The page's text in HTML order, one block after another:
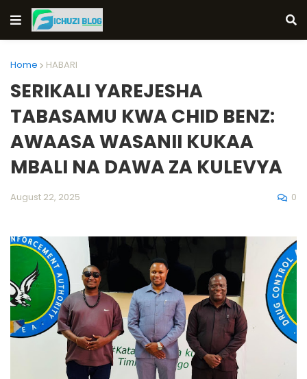
Home HABARI
SERIKALI YAREJESHA
TABASAMU KWA CHID BENZ:
AWAASA WASANII KUKAA
MBALI NA DAWA ZA KULEVYA
August 22, 2025 0